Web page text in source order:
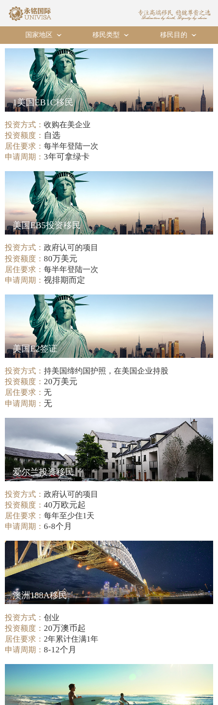
国家地区 › 移民类型 › 移民目的 ›
1美国EB1C移民
投资方式：收购在美企业
投资额度： 自选
居住要求：每半年登陆一次
申请周期：3年可拿绿卡
美国EB5投资移民
投资方式：政府认可的项目
投资额度：80万美元
居住要求：每半年登陆一次
申请周期：视排期而定
美国E2签证
投资方式：持美国缔约国护照，在美国企业持股
投资额度： 20万美元
居住要求：无
申请周期：无
爱尔兰投资移民
投资方式：政府认可的项目
投资额度：40万欧元起
居住要求：每年至少住1天
申请周期：6-8个月
澳洲188A移民
投资方式：创业
投资额度： 20万澳币起
居住要求： 2年累计住满1年
申请周期：8-12个月